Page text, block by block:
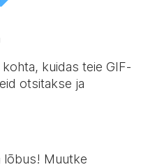
kuidas teie GIF-
otsitakse ja
lõbus! Muutke